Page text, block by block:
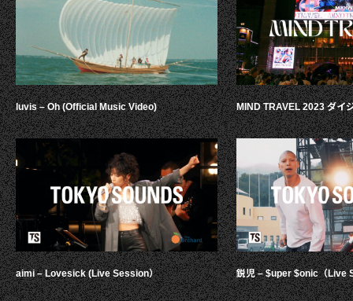
luvis – Oh (Official Music Video)
aimi – Lovesick (Live Session）
MIND TRAVEL 2023 ダイ
鋭児 – $uper $onic（Live